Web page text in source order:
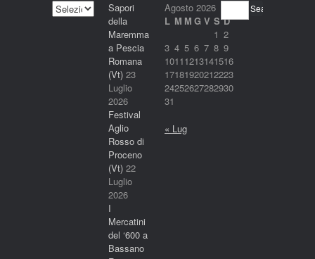
nostri
Sapori
della
Maremma
a Pescia
Romana
(Vt) 23
Luglio
2026
Festival
Aglio
Rosso di
Proceno
(Vt) 22
Luglio
2026
I
Mercatini
del ‘600 a
Bassano
Agosto 2026
L M M G V S D
1 2
3 4 5 6 7 8 9
10111213141516
17181920212223
24252627282930
31
« Lug